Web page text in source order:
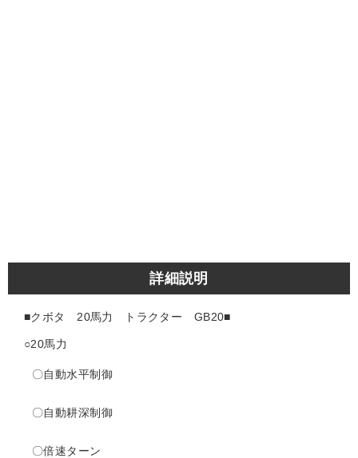
詳細説明
■クボタ 20馬力 トラクター GB20■
○20馬力
〇自動水平制御
〇自動耕深制御
〇倍速ターン